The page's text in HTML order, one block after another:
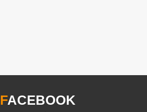
FACEBOOK